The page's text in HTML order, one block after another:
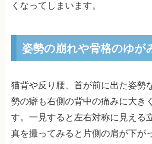
くなってしまいます。
姿勢の崩れや骨格のゆが
猫背や反り腰、首が前に出た姿勢
勢の癖も右側の背中の痛みに大き
す。一見すると左右対称に見える
真を撮ってみると片側の肩が下が